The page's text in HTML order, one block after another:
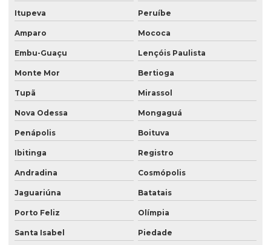
Saco valvulado multifolhado
Saco valvulado de papel
Saco valvulado polipropileno
Saco valvulado produto quimico
Saco valvulado de rafia
Saco valvulado rafia transparente
Saco valvulado para sal
Saco valvulado para textura
Saco valvulado topo
Saco valvulado15 kg
Itupeva Peruíbe
Amparo Mococa
Embu-Guaçu Lençóis Paulista
Monte Mor Bertioga
Tupã Mirassol
Nova Odessa Mongaguá
Penápolis Boituva
Ibitinga Registro
Andradina Cosmópolis
Jaguariúna Batatais
Porto Feliz Olímpia
Santa Isabel Piedade